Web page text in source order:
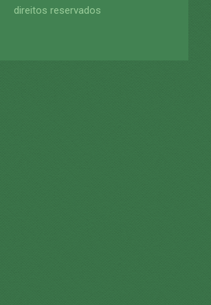
direitos reservados